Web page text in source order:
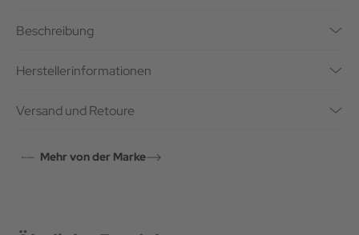
Beschreibung
Herstellerinformationen
Versand und Retoure
Mehr von der Marke